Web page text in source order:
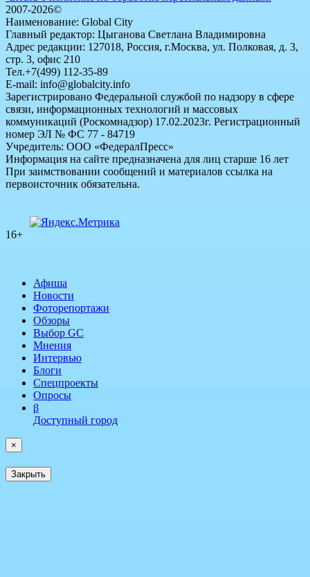
2007-2026©
Наименование: Global City
Главный редактор: Цыганова Светлана Владимировна
Адрес редакции: 127018, Россия, г.Москва, ул. Полковая, д. 3,
стр. 3, офис 210
Тел.+7(499) 112-35-89
E-mail: info@globalcity.info
Зарегистрировано Федеральной службой по надзору в сфере
связи, информационных технологий и массовых
коммуникаций (Роскомнадзор) 17.02.2023г. Регистрационный
номер ЭЛ № ФС 77 - 84719
Учредитель: ООО «ФедералПресс»
Информация на сайте предназначена для лиц старше 16 лет
При заимствовании сообщений и материалов ссылка на
первоисточник обязательна.
16+
Афиша
Новости
Фоторепортажи
Обзоры
Выбор GC
Мнения
Интервью
Блоги
Спецпроекты
Опросы
β
Доступный город
×
Закрыть